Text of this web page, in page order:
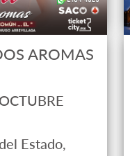
AROMAS
Estado,